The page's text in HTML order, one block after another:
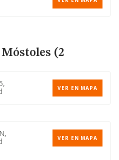
(2
VER EN MAPA
VER EN MAPA